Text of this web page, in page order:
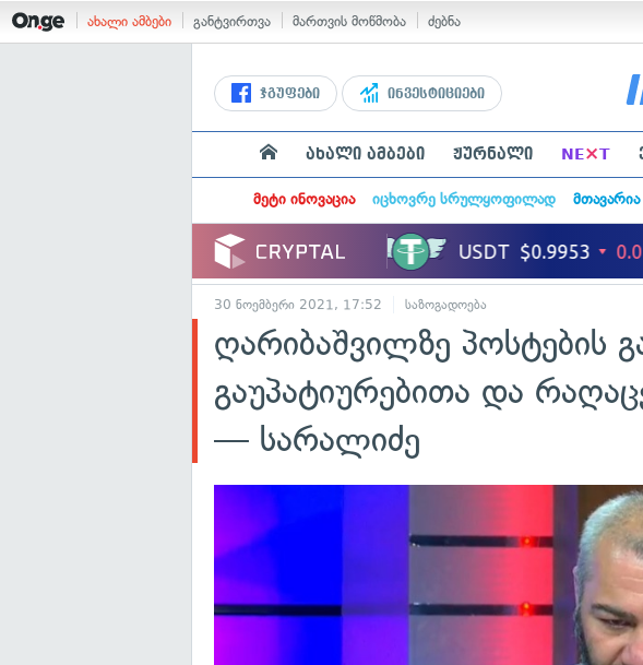
ახალი ამბები განტვირთვა მართვის მოწმობა ძებნა
ჯგუფები ინვესტიციები
ახალი ამბები ჟურნალი NE×T
მეტი ინოვაცია იცხოვრე სრულყოფილად
30 ნოემბერი 2021, 17:52 საზოგადოება
ღარიბაშვილზე პოსტების
გაუპატიურებითა და
— სარალიძე